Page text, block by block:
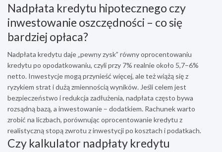
Nadpłata kredytu hipotecznego czy
inwestowanie oszczędności – co się
bardziej opłaca?
Nadpłata kredytu daje „pewny zysk” równy oprocentowaniu
kredytu po opodatkowaniu, czyli przy 7% realnie około 5,7–6%
netto. Inwestycje mogą przynieść więcej, ale też wiążą się z
ryzykiem strat i dużą zmiennością wyników. Jeśli celem jest
bezpieczeństwo i redukcja zadłużenia, nadpłata często bywa
rozsądną bazą, a inwestowanie – dodatkiem. Rachunek warto
zrobić na liczbach, porównując oprocentowanie kredytu z
realistyczną stopą zwrotu z inwestycji po kosztach i podatkach.
Czy kalkulator nadpłaty kredytu